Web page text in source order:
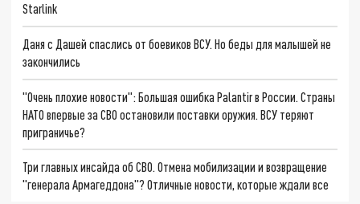
Starlink
Даня с Дашей спаслись от боевиков ВСУ. Но беды для малышей не
закончились
"Очень плохие новости": Большая ошибка Palantir в России. Страны
НАТО впервые за СВО остановили поставки оружия. ВСУ теряют
приграничье?
Три главных инсайда об СВО. Отмена мобилизации и возвращение
"генерала Армагеддона"? Отличные новости, которые ждали все